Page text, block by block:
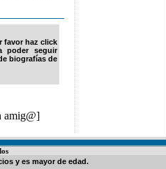
favor haz click
poder seguir
biografías de
amig@]
y es mayor de edad.